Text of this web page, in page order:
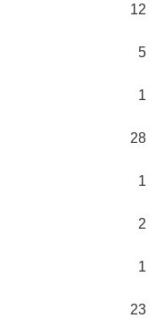
12
5
1
28
1
2
1
23